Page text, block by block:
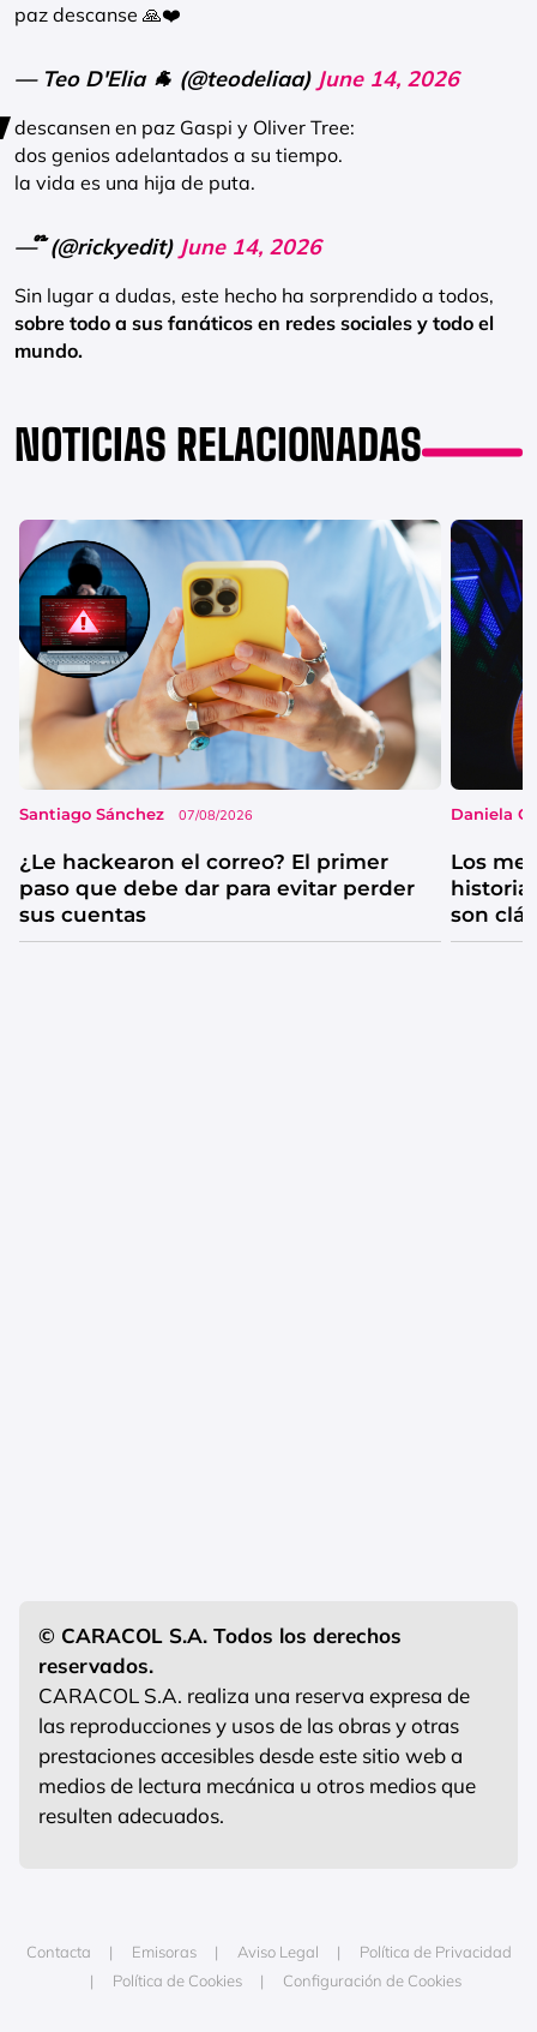
paz descanse 🙏❤️
— Teo D'Elia 🐐 (@teodeliaa) June 14, 2026
descansen en paz Gaspi y Oliver Tree:
dos genios adelantados a su tiempo.
la vida es una hija de puta.
— ໊ (@rickyedit) June 14, 2026
Sin lugar a dudas, este hecho ha sorprendido a todos,
sobre todo a sus fanáticos en redes sociales y todo el
mundo.
NOTICIAS RELACIONADAS
Santiago Sánchez 07/08/2026
¿Le hackearon el correo? El primer
paso que debe dar para evitar perder
sus cuentas
Daniela
Los
historia
son
© CARACOL S.A. Todos los derechos
reservados.
CARACOL S.A. realiza una reserva expresa de
las reproducciones y usos de las obras y otras
prestaciones accesibles desde este sitio web a
medios de lectura mecánica u otros medios que
resulten adecuados.
Contacta Emisoras Aviso Legal
Política de Privacidad
Política de Cookies
Configuración de Cookies